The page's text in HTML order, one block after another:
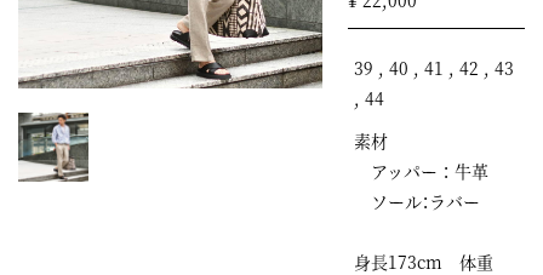
39 , 40 , 41 , 42 , 43
, 44
素材
アッパー ： 牛革
ソール：ラバー
身長173cm 体重